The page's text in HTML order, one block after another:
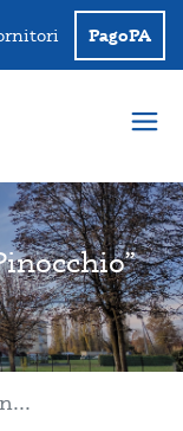
PagoPA